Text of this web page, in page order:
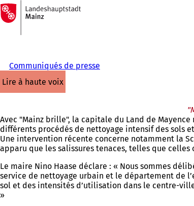
Accéder au contenu
Vers
la
page
d'accueil
Communiqués de presse
lire à haute voix
Avec "Mainz brille", la capitale du Land de
différents procédés de nettoyage intensif des sols
Une intervention récente concerne notamment la
apparu que les salissures tenaces, telles que
Le maire Nino Haase déclare : « Nous sommes
service de nettoyage urbain et le département de
sol et des intensités d’utilisation dans le centre-
»